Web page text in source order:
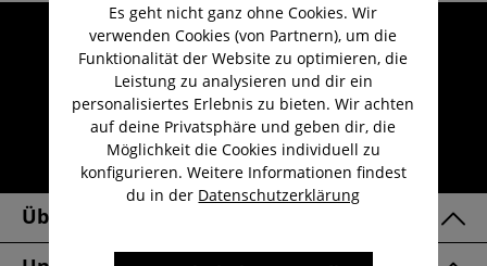
Umfangreicher Kundenservice
Kauf auf Rechnung
Kostenloser Versand ab 29,-€
Lieferzeit 1-3 Werktage
30 Tage kostenlose Retoure
Über Uns
Es geht nicht ganz ohne Cookies. Wir
verwenden Cookies (von Partnern), um die
Funktionalität der Website zu optimieren, die
Leistung zu analysieren und dir ein
personalisiertes Erlebnis zu bieten. Wir achten
auf deine Privatsphäre und geben dir, die
Möglichkeit die Cookies individuell zu
konfigurieren. Weitere Informationen findest
du in der Datenschutzerklärung